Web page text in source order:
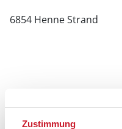
Zustimmung
6854 Henne Strand